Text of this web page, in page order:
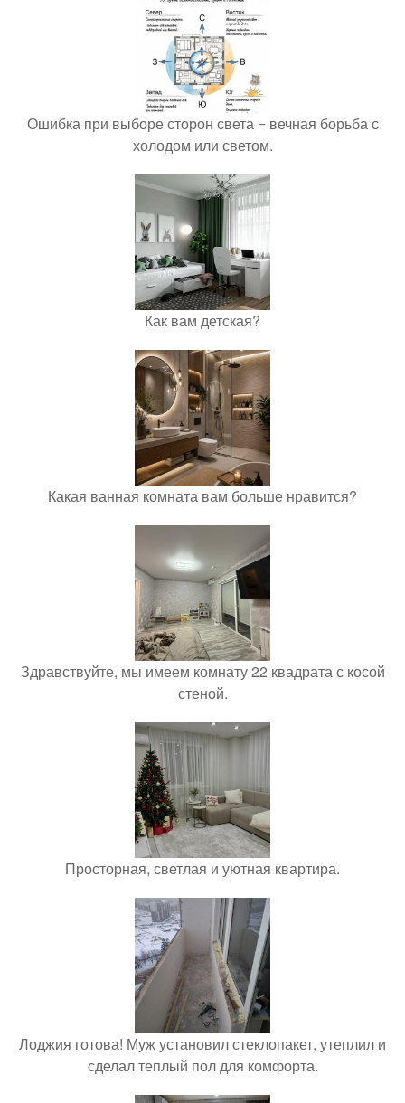
Ошибка при выборе сторон света = вечная борьба с
холодом или светом.
Как вам детская?
Какая ванная комната вам больше нравится?
Здравствуйте, мы имеем комнату 22 квадрата с косой
стеной.
Просторная, светлая и уютная квартира.
Лоджия готова! Муж установил стеклопакет, утеплил и
сделал теплый пол для комфорта.